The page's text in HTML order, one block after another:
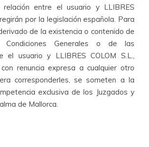
relación entre el usuario y LLIBRES
por la legislación española. Para
de la existencia o contenido de
Condiciones Generales o de las
el usuario y LLIBRES COLOM S.L.,
renuncia expresa a cualquier otro
corresponderles, se someten a la
exclusiva de los Juzgados y
de Mallorca.